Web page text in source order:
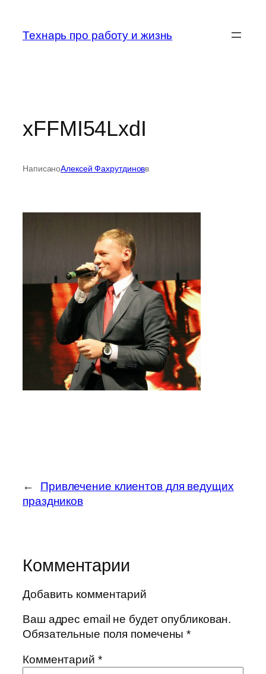
содержимому
Технарь про работу и жизнь
xFFMI54LxdI
НаписаноАлексей Фахрутдиновв
←
Привлечение клиентов для ведущих
праздников
Комментарии
Добавить комментарий
Ваш адрес email не будет опубликован.
Обязательные поля помечены*
Комментарий *